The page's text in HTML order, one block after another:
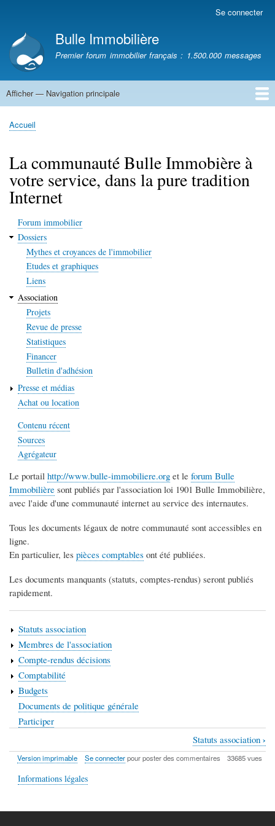
contenu
principal
compte
de
l'utilisateur
Se connecter
Bulle Immobilière
Premier forum immobilier français : 1.500.000 messages
Navigation
Afficher — Navigation principale
Accueil
Fil
Accueil
La communauté Bulle Immobière à
votre service, dans la pure tradition
Internet
Forum immobilier
Dossiers
Mythes et croyances de l'immobilier
Etudes et graphiques
Liens
Association
Projets
Revue de presse
Statistiques
Financer
Bulletin d'adhésion
Presse et médias
Achat ou location
Contenu récent
Sources
Agrégateur
Le portail http://www.bulle-immobiliere.org et le forum Bulle
Immobilière sont publiés par l'association loi 1901 Bulle Immobilière,
avec l'aide d'une communauté internet au service des internautes.
Tous les documents légaux de notre communauté sont accessibles en
ligne.
En particulier, les pièces comptables ont été publiées.
Les documents manquants (statuts, comptes-rendus) seront publiés
rapidement.
Statuts association
Membres de l'association
Compte-rendus décisions
Comptabilité
Budgets
Documents de politique générale
Participer
Liens
transversaux
de
Statuts association ›
Version imprimable Se connecterpour poster des commentaires 33685 vues
Informations légales